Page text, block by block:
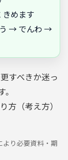
きめます
う → でんわ →
すべきか迷っ
方（考え方）
り必要資料・期